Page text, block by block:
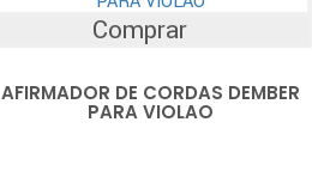
Comprar
AFIRMADOR DE CORDAS DEMBER
PARA VIOLAO